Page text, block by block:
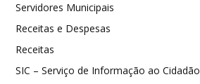
Servidores Municipais
Receitas e Despesas
Receitas
SIC – Serviço de Informação ao Cidadão